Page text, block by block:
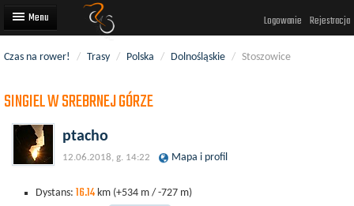
Logowanie Rejestracja
Trasy rowerowe
Wyścigi rowerowe
Użytkownicy
Dodaj
Czas na rower! / Trasy / Polska / Dolnośląskie / Stoszowice
SINGIEL W SREBRNEJ GÓRZE
ptacho
12.06.2018, g. 14:22 Mapa i profil
Dystans: 16.14 km (+534 m / -727 m)